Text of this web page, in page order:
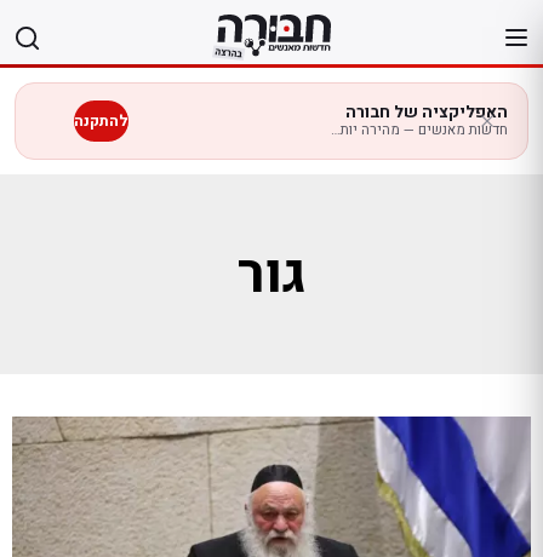
לתוכן
האפליקציה של חבורה
חדשות מאנשים — מהירה יותר בנייד להתקנה
גור